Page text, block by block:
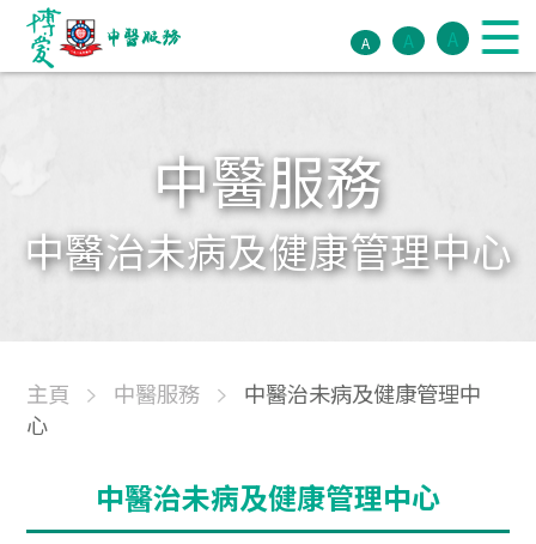
A A A
中醫服務
中醫治未病及健康管理中心
主頁 中醫服務
中醫治未病及健康管理中
心
中醫治未病及健康管理中心